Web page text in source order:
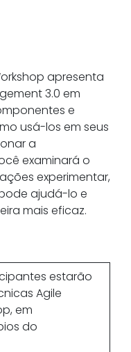
apresenta
3.0 em
e
usá-los em seus
a
examinará o
experimentar,
ajudá-lo e
mais eficaz.
estarão
Agile
em
do